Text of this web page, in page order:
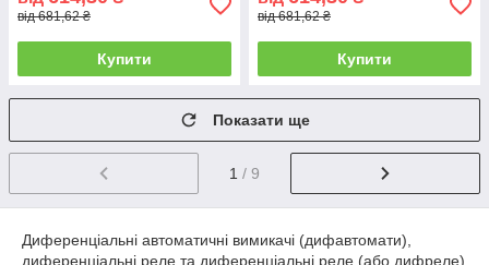
від 681,62 ₴
Купити
від 681,62 ₴
Купити
Показати ще
1 / 9
Диференціальні автоматичні вимикачі (дифавтомати),
диференціальні реле та диференціальні реле (або дифреле)